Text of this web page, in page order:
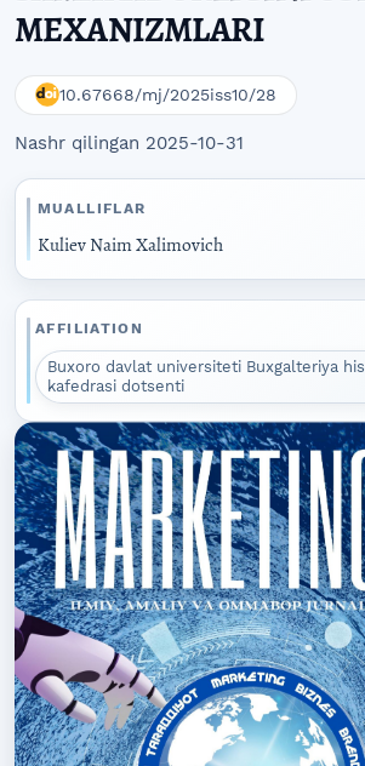
MEXANIZMLARI
10.67668/mj/2025iss10/28
Nashr qilingan 2025-10-31
MUALLIFLAR
Kuliev Naim Xalimovich
AFFILIATION
Buxoro davlat universiteti Buxgalteriya
kafedrasi dotsenti